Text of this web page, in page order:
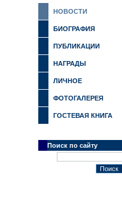
НОВОСТИ
БИОГРАФИЯ
ПУБЛИКАЦИИ
НАГРАДЫ
ЛИЧНОЕ
ФОТОГАЛЕРЕЯ
ГОСТЕВАЯ КНИГА
Поиск по сайту